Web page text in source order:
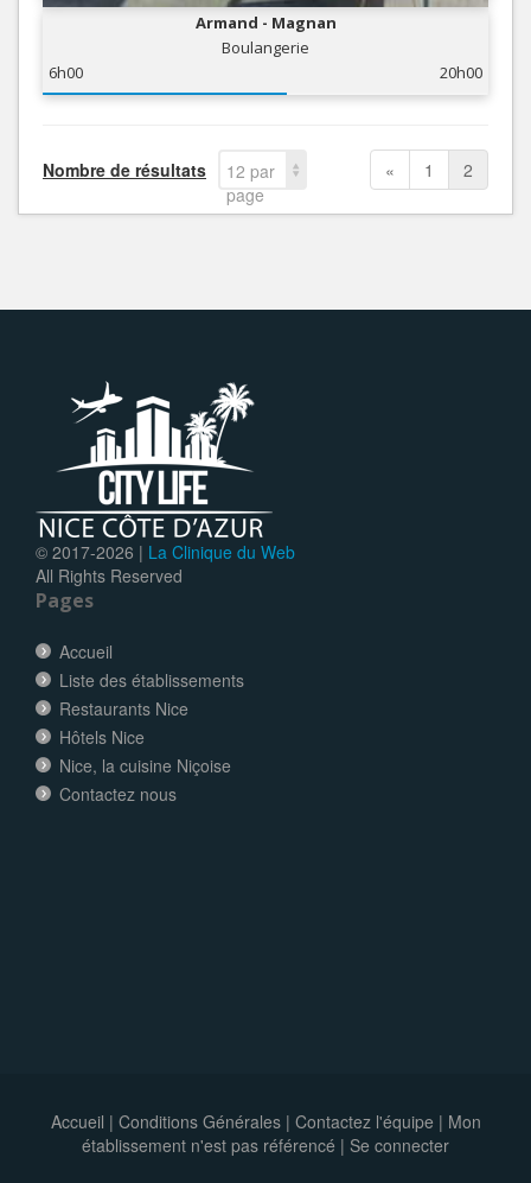
Armand - Magnan
Boulangerie
6h00
20h00
Nombre de résultats
12 par
page
« 1 2
© 2017-2026 | La Clinique du Web
All Rights Reserved
Pages
Accueil
Liste des établissements
Restaurants Nice
Hôtels Nice
Nice, la cuisine Niçoise
Contactez nous
Accueil | Conditions Générales| Contactez l'équipe | Mon
établissement n'est pas référencé | Se connecter